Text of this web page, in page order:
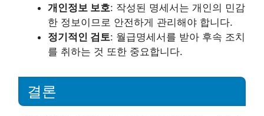
개인정보 보호: 작성된 명세서는 개인의 민감
한 정보이므로 안전하게 관리해야 합니다.
정기적인 검토: 월급명세서를 받아 후속 조치
를 취하는 것 또한 중요합니다.
결론